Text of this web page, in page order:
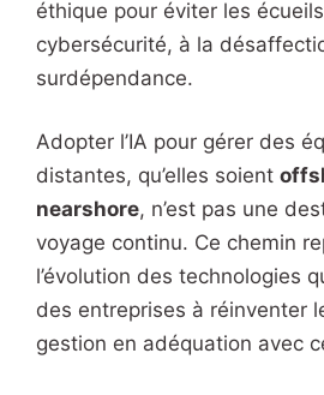
éthique pour éviter les
cybersécurité, à la
surdépendance.
Adopter l’IA pour gérer des
distantes, qu’elles soient
nearshore, n’est pas une
voyage continu. Ce chemin
l’évolution des technologies
des entreprises à réinventer
gestion en adéquation avec